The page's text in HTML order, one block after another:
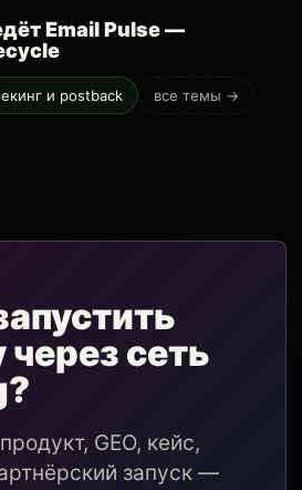
Email Pulse —
и postback все темы →
сеть
GEO, кейс,
запуск —